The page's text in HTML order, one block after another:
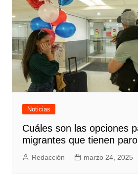
Noticias
Cuáles son las opciones
migrantes que tienen
Redacción marzo 24, 2025